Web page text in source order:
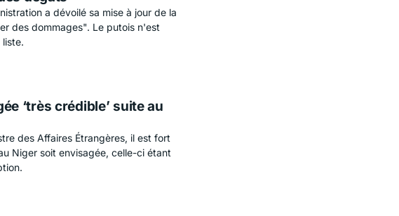
a dévoilé sa mise à jour de la
des dommages". Le putois n'est
‘très crédible’ suite au
des Affaires Étrangères, il est fort
Niger soit envisagée, celle-ci étant